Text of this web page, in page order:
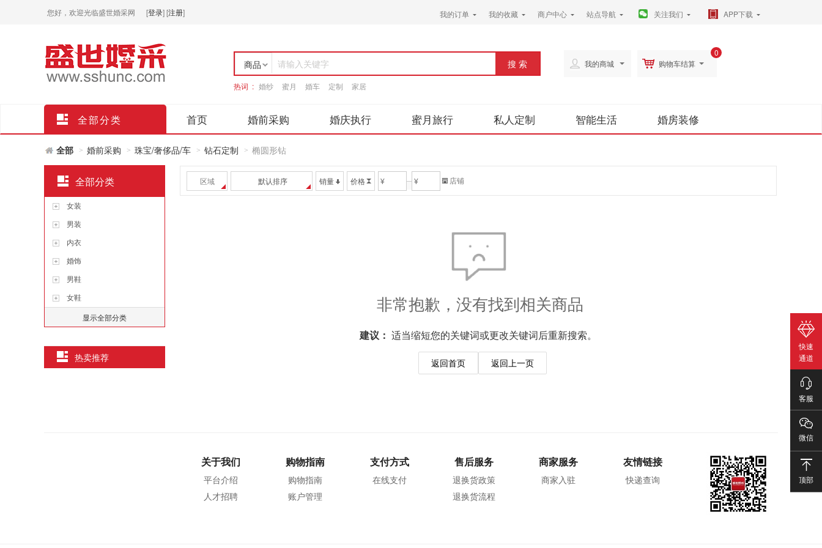
您好，欢迎光临盛世婚采网 [登录][注册] 我的订单 我的收藏 商户中心 站点导航 关注我们 APP下载
商品
店铺
请输入关键字
热词 : 婚纱 蜜月 婚车 定制 家居
0
购物车结算
我的商城
全部分类 首页 婚前采购 婚庆执行 蜜月旅行 私人定制 智能生活 婚房装修
全部 > 婚前采购 > 珠宝/奢侈品/车 > 钻石定制 > 椭圆形钻
区域 默认排序 销量 价格 ¥ ¥ 店铺
非常抱歉，没有找到相关商品
建议： 适当缩短您的关键词或更改关键词后重新搜索。
返回上一页
返回首页
全部分类
女装
男装
内衣
婚饰
男鞋
女鞋
显示全部分类
热卖推荐
关于我们
平台介绍
人才招聘
购物指南
购物指南
账户管理
支付方式
在线支付
售后服务
退换货政策
退换货流程
商家服务
商家入驻
友情链接
快递查询
快速
通道
客服
微信
顶部